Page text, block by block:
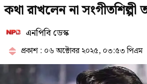
কথা রাখলেন না সংগীতশিল্পী
এনপিবি ডেস্ক
প্রকাশ : ০৬ অক্টোবর ২০২৫, ০৩:৫৩ পিএম